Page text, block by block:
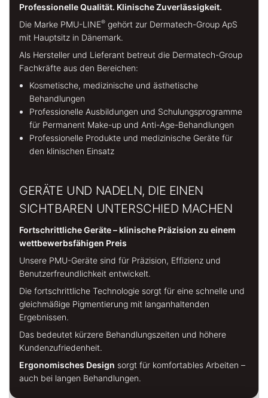
Professionelle Qualität. Klinische Zuverlässigkeit.
Die Marke PMU-LINE® gehört zur Dermatech-Group ApS
mit Hauptsitz in Dänemark.
Als Hersteller und Lieferant betreut die Dermatech-Group
Fachkräfte aus den Bereichen:
Kosmetische, medizinische und ästhetische
Behandlungen
Professionelle Ausbildungen und Schulungsprogramme
für Permanent Make-up und Anti-Age-Behandlungen
Professionelle Produkte und medizinische Geräte für
den klinischen Einsatz
GERÄTE UND NADELN, DIE EINEN
SICHTBAREN UNTERSCHIED MACHEN
Fortschrittliche Geräte – klinische Präzision zu einem
wettbewerbsfähigen Preis
Unsere PMU-Geräte sind für Präzision, Effizienz und
Benutzerfreundlichkeit entwickelt.
Die fortschrittliche Technologie sorgt für eine schnelle und
gleichmäßige Pigmentierung mit langanhaltenden
Ergebnissen.
Das bedeutet kürzere Behandlungszeiten und höhere
Kundenzufriedenheit.
Ergonomisches Design sorgt für komfortables Arbeiten –
auch bei langen Behandlungen.